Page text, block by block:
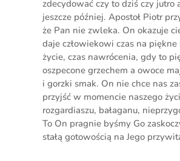
zdecydować czy to dziś czy jutro
jeszcze później. Apostoł Piotr
że Pan nie zwleka. On okazuje
daje człowiekowi czas na
życie, czas nawrócenia, gdy to
oszpecone grzechem a owoce
i gorzki smak. On nie chce nas
przyjść w momencie naszego
rozgardiaszu, bałaganu,
To On pragnie byśmy Go
stałą gotowością na Jego